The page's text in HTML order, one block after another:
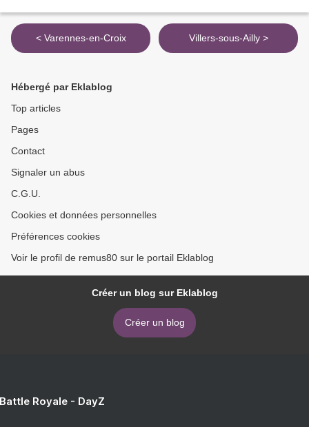
< Varennes-en-Croix Villers-sous-Ailly >
Hébergé par Eklablog
Top articles
Pages
Contact
Signaler un abus
C.G.U.
Cookies et données personnelles
Préférences cookies
Voir le profil de remus80 sur le portail Eklablog
Créer un blog sur Eklablog
Créer un blog
Royale - DayZ